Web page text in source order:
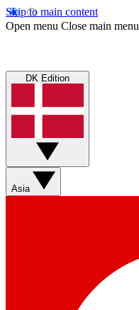
Skip to main content
Open menu Close main menu
DK Edition
Asia